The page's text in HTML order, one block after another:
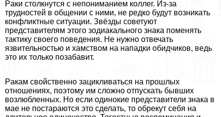
Paки столкнутся с непониманием коллег. Из-за
трудностей в общении с ними, не редко будут возникать
конфликтные ситуации. Звёзды советуют
представителям этого зодиакального знака поменять
тактику своего поведения. Не нужно отвечать
язвительностью и хамством на нападки обидчиков, ведь
это их только позабавит.
Paкам свойственно зацикливаться на прошлых
отношениях, поэтому им сложно отпускать бывших
возлюбленных. Но если одинокие представители знака в
мае не постараются это сделать, то обрекут себя на